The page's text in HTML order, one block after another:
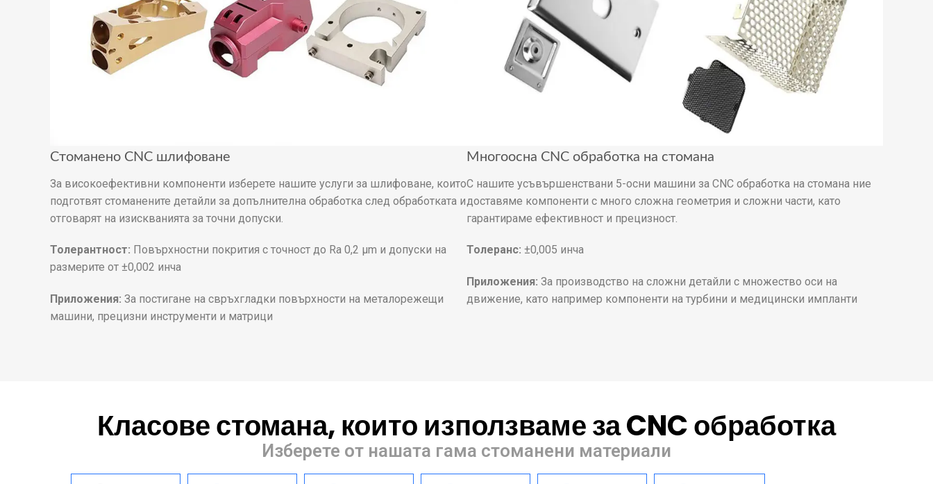
Стоманено CNC шлифоване
За високоефективни компоненти изберете нашите услуги за шлифоване, които
подготвят стоманените детайли за допълнителна обработка след обработката и
отговарят на изискванията за точни допуски.
Толерантност: Повърхностни покрития с точност до Ra 0,2 μm и допуски на
размерите от ±0,002 инча
Приложения: За постигане на свръхгладки повърхности на металорежещи
машини, прецизни инструменти и матрици
Многоосна CNC обработка на стомана
С нашите усъвършенствани 5-осни машини за CNC обработка на стомана ние
доставяме компоненти с много сложна геометрия и сложни части, като
гарантираме ефективност и прецизност.
Толеранс: ±0,005 инча
Приложения: За производство на сложни детайли с множество оси на
движение, като например компоненти на турбини и медицински импланти
Класове стомана, които използваме за CNC обработка
Изберете от нашата гама стоманени материали